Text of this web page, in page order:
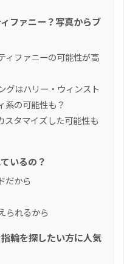
ファニー？写真からブ
ィファニーの可能性が高
グはハリー・ウィンスト
系の可能性も？
スタマイズした可能性も
いるの？
だから
られるから
輪を探したい方に人気